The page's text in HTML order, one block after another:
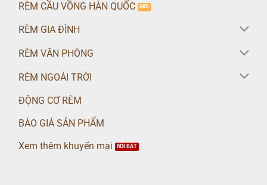
RÈM CẦU VỒNG HÀN QUỐC
RÈM GIA ĐÌNH
RÈM VĂN PHÒNG
RÈM NGOÀI TRỜI
ĐỘNG CƠ RÈM
BÁO GIÁ SẢN PHẨM
Xem thêm khuyến mại